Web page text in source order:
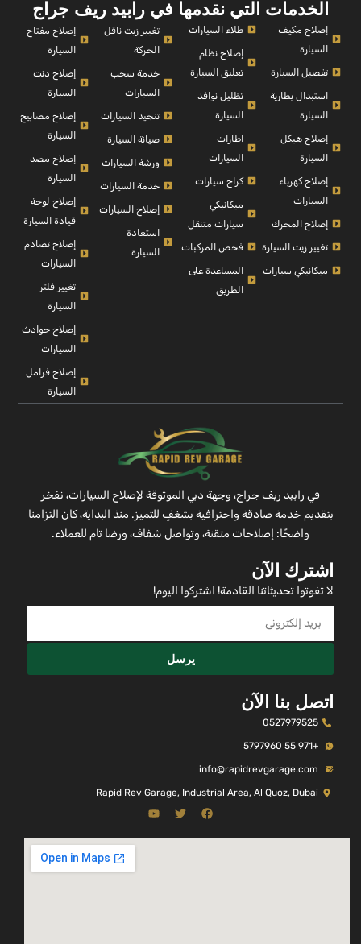
الخدمات التي نقدمها في رابيد ريف جراج
إصلاح مكيف
السيارة
تفصيل السيارة
استبدال بطارية
السيارة
إصلاح هيكل
السيارة
إصلاح كهرباء
السيارات
إصلاح المحرك
تغيير زيت السيارة
ميكانيكي سيارات
طلاء السيارات
إصلاح نظام
تعليق السيارة
تظليل نوافذ
السيارة
اطارات
السيارات
كراج سيارات
ميكانيكي
سيارات متنقل
فحص المركبات
المساعدة على
الطريق
تغيير زيت ناقل
الحركة
خدمة سحب
السيارات
تنجيد السيارات
صيانة السيارة
ورشة السيارات
خدمة السيارات
إصلاح السيارات
استعادة
السيارة
إصلاح مفتاح
السيارة
إصلاح دنت
السيارة
إصلاح مصابيح
السيارة
إصلاح مصد
السيارة
إصلاح لوحة
قيادة السيارة
إصلاح تصادم
السيارات
تغيير فلتر
السيارة
إصلاح حوادث
السيارات
إصلاح فرامل
السيارة
في رابيد ريف جراج، وجهة دبي الموثوقة لإصلاح السيارات، نفخر
بتقديم خدمة صادقة واحترافية بشغفٍ للتميز. منذ البداية، كان التزامنا
واضحًا: إصلاحات متقنة، وتواصل شفاف، ورضا تام للعملاء.
اشترك الآن
لا تفوتوا تحديثاتنا القادمة! اشتركوا اليوم!
يرسل
اتصل بنا الآن
0527979525
+971 55 5797960
info@rapidrevgarage.com
Rapid Rev Garage, Industrial Area, Al Quoz, Dubai